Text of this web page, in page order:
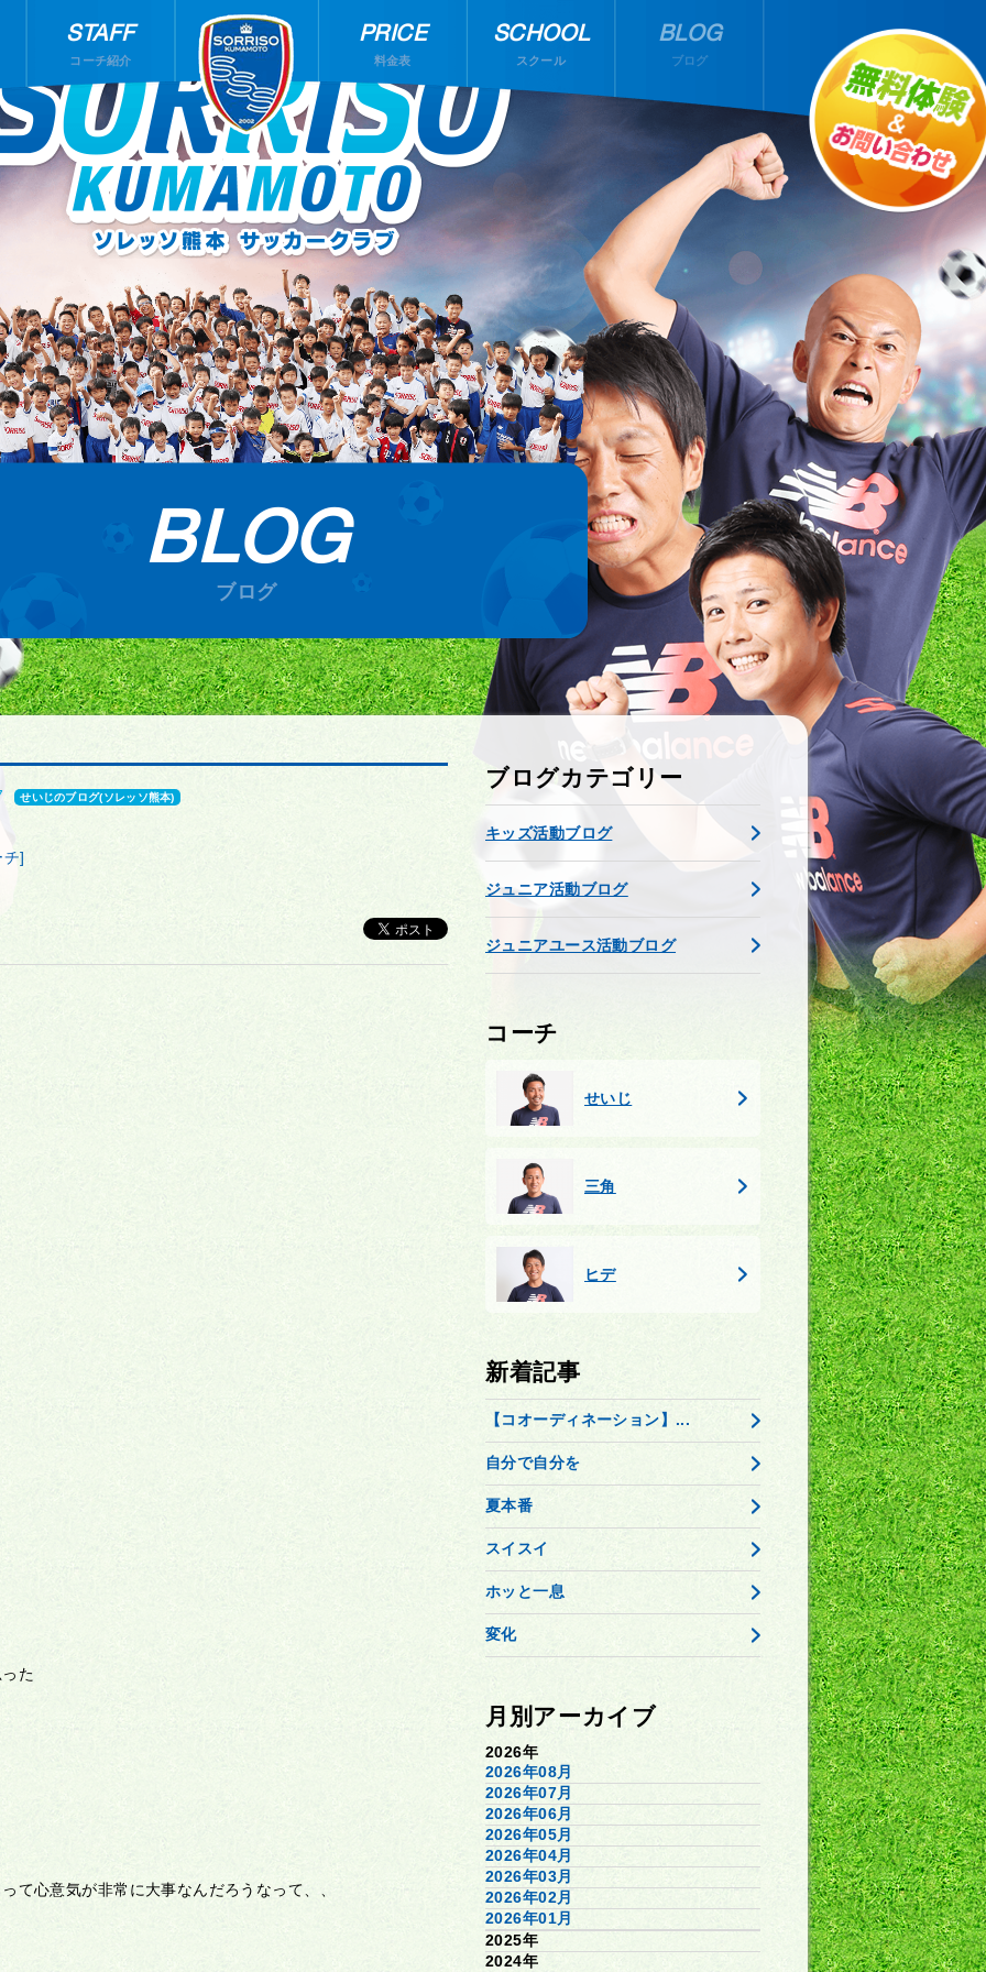
STAFF
コーチ紹介
PRICE
料金表
SCHOOL
スクール
BLOG
ブログ
BLOG
ブログ
せいじのブログ(ソレッソ熊本)
チ]
た
て心意気が非常に大事なんだろうなって、、
ブログカテゴリー
キッズ活動ブログ
ジュニア活動ブログ
ジュニアユース活動ブログ
コーチ
せいじ
三角
ヒデ
新着記事
【コオーディネーション】...
自分で自分を
夏本番
スイスイ
ホッと一息
変化
月別アーカイブ
2026年
2026年08月
2026年07月
2026年06月
2026年05月
2026年04月
2026年03月
2026年02月
2026年01月
2025年
2024年